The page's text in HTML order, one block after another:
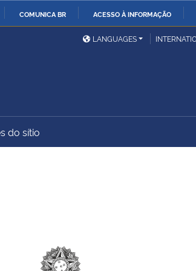
COMUNICA BR ACESSO À INFORMAÇÃO
Ministério das Relações
Exteriores
Regional
da União
LANGUAGES
do sítio